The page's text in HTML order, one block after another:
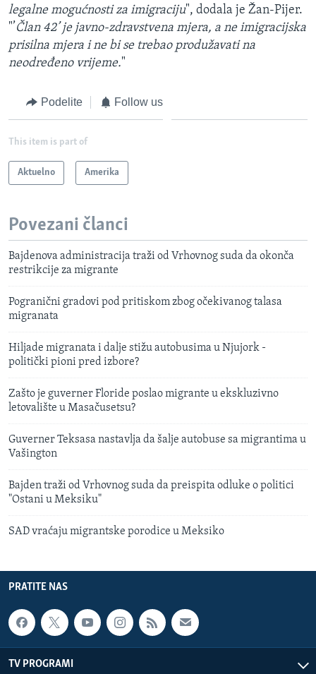
legalne mogućnosti za imigraciju", dodala je Žan-Pijer.
"’Član 42’ je javno-zdravstvena mjera, a ne imigracijska
prisilna mjera i ne bi se trebao produžavati na
neodređeno vrijeme."
Podelite Follow us
This item is part of
Aktuelno Amerika
Povezani članci
Bajdenova administracija traži od Vrhovnog suda da okonča
restrikcije za migrante
Pogranični gradovi pod pritiskom zbog očekivanog talasa
migranata
Hiljade migranata i dalje stižu autobusima u Njujork -
politički pioni pred izbore?
Zašto je guverner Floride poslao migrante u ekskluzivno
letovalište u Masačusetsu?
Guverner Teksasa nastavlja da šalje autobuse sa migrantima u
Vašington
Bajden traži od Vrhovnog suda da preispita odluke o politici
"Ostani u Meksiku"
SAD vraćaju migrantske porodice u Meksiko
PRATITE NAS
TV PROGRAMI